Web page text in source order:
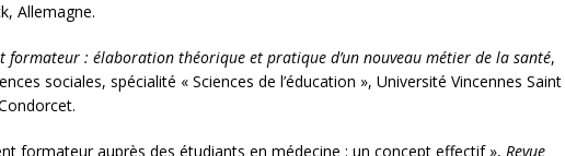
Allemagne.
formateur : élaboration théorique et pratique d’un nouveau métier de la santé,
sociales, spécialité « Sciences de l’éducation », Université Vincennes Saint
formateur auprès des étudiants en médecine : un concept effectif », Revue